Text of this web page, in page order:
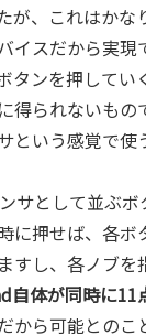
が、これはかな
イスだから実現
タンを押してい
得られないもの
という感覚で使
サとして並ぶボ
に押せば、各ボ
すし、各ノブを
自体が同時に11
から可能とのこ